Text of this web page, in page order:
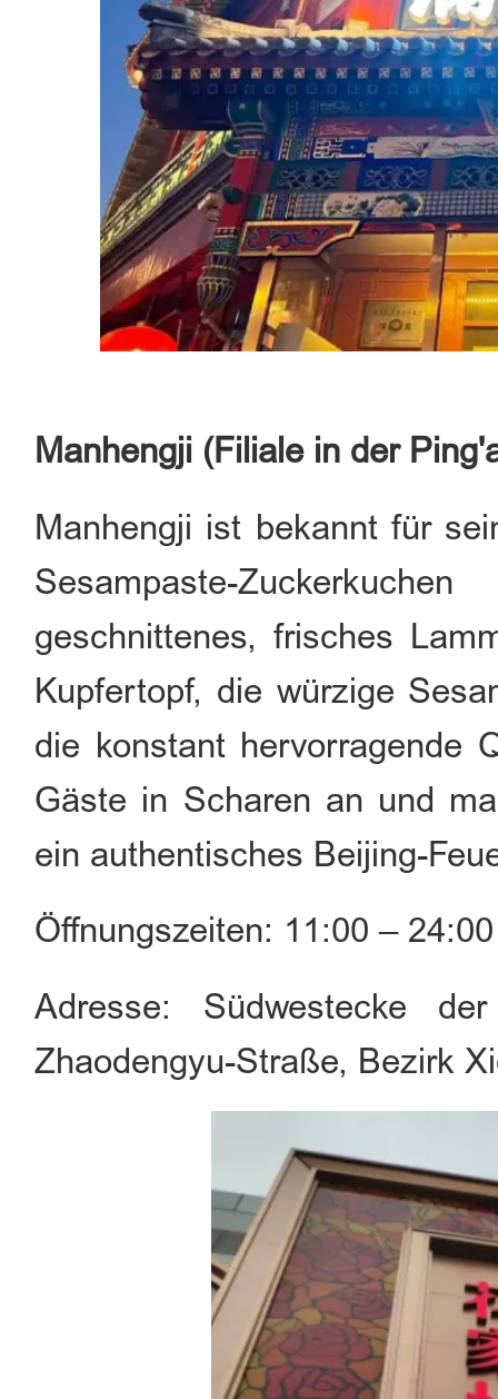
Manhengji (Filiale in der
Manhengji ist bekannt für
Sesampaste-
geschnittenes, frisches
Kupfertopf, die würzige
die konstant hervorragende
Gäste in Scharen an und
ein authentisches Beijing-
Öffnungszeiten: 11:00 –
Adresse: Südwestecke
Zhaodengyu-Straße, Bezirk